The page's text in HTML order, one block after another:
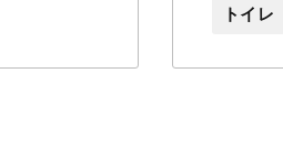
トイレ